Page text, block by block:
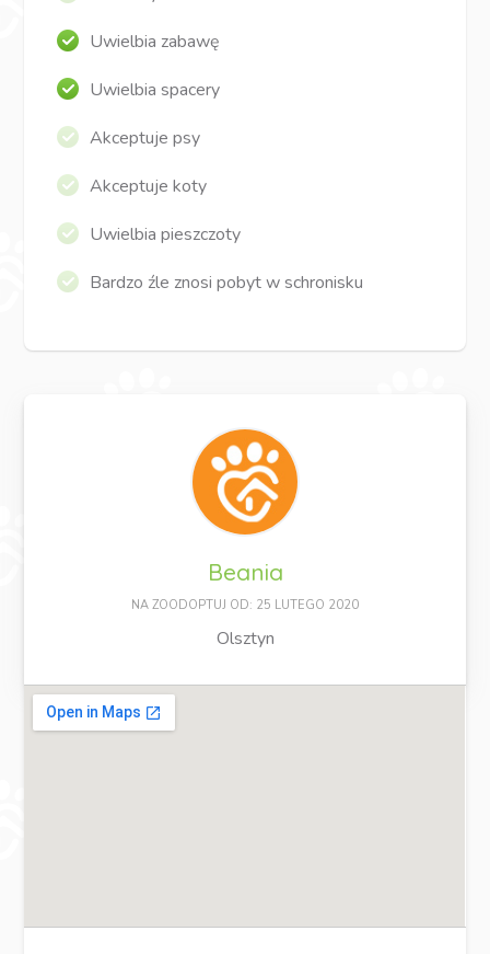
Uwielbia zabawę
Uwielbia spacery
Akceptuje psy
Akceptuje koty
Uwielbia pieszczoty
Bardzo źle znosi pobyt w schronisku
Beania
NA ZOODOPTUJ OD: 25 LUTEGO 2020
Olsztyn